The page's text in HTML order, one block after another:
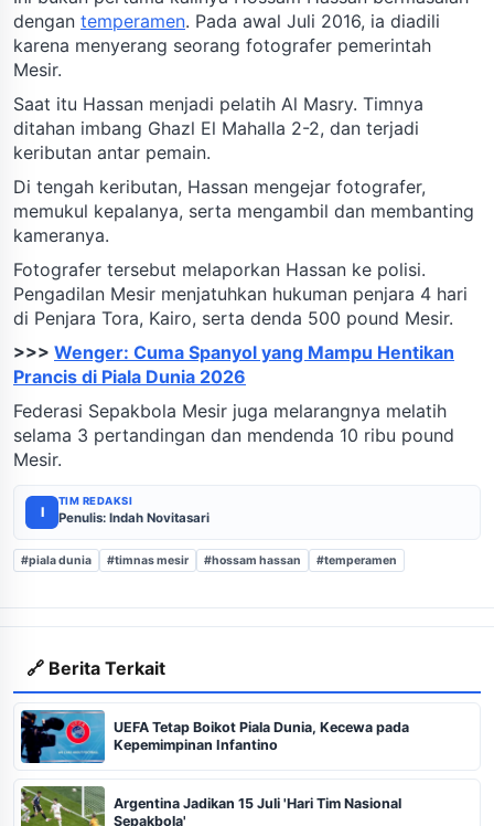
dengan temperamen. Pada awal Juli 2016, ia diadili
karena menyerang seorang fotografer pemerintah
Mesir.
Saat itu Hassan menjadi pelatih Al Masry. Timnya
ditahan imbang Ghazl El Mahalla 2-2, dan terjadi
keributan antar pemain.
Di tengah keributan, Hassan mengejar fotografer,
memukul kepalanya, serta mengambil dan membanting
kameranya.
Fotografer tersebut melaporkan Hassan ke polisi.
Pengadilan Mesir menjatuhkan hukuman penjara 4 hari
di Penjara Tora, Kairo, serta denda 500 pound Mesir.
>>> Wenger: Cuma Spanyol yang Mampu Hentikan
Prancis di Piala Dunia 2026
Federasi Sepakbola Mesir juga melarangnya melatih
selama 3 pertandingan dan mendenda 10 ribu pound
Mesir.
I
TIM REDAKSI
Penulis: Indah Novitasari
#piala dunia #timnas mesir #hossam hassan #temperamen
🔗 Berita Terkait
UEFA Tetap Boikot Piala Dunia, Kecewa pada
Kepemimpinan Infantino
Argentina Jadikan 15 Juli 'Hari Tim Nasional
Sepakbola'